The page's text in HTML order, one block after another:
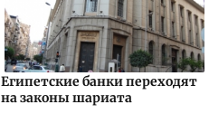
Египетские банки переходят
на законы шариата